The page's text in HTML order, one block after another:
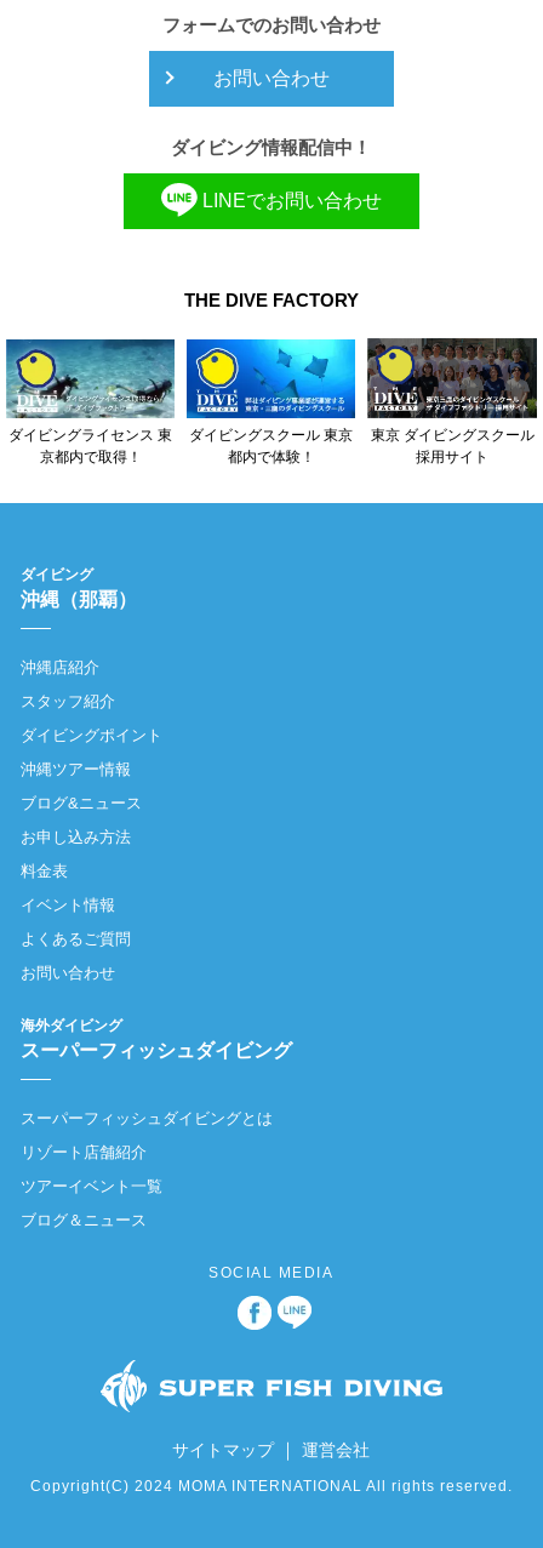
フォームでのお問い合わせ
お問い合わせ
ダイビング情報配信中！
LINEでお問い合わせ
THE DIVE FACTORY
ダイビングライセンス 東
京都内で取得！
ダイビングスクール 東京
都内で体験！
東京 ダイビングスクール
採用サイト
ダイビング
沖縄（那覇）
沖縄店紹介
スタッフ紹介
ダイビングポイント
沖縄ツアー情報
ブログ&ニュース
お申し込み方法
料金表
イベント情報
よくあるご質問
お問い合わせ
海外ダイビング
スーパーフィッシュダイビング
スーパーフィッシュダイビングとは
リゾート店舗紹介
ツアーイベント一覧
ブログ＆ニュース
SOCIAL MEDIA
サイトマップ｜運営会社
Copyright(C) 2024 MOMA INTERNATIONAL All rights reserved.